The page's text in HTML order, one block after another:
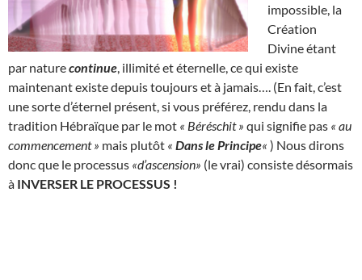
impossible, la
Création
Divine étant
par naturecontinue , illimité et éternelle, ce qui existe
maintenant existe depuis toujours et à jamais…. (En fait, c’est
une sorte d’éternel présent, si vous préférez, rendu dans la
tradition Hébraïque par le mot « Béréschit » qui signifie pas « au
commencement » mais plutôt « Dans le Principe« ) Nous dirons
donc que le processus «d’ascension» (le vrai) consiste désormais
à INVERSER LE PROCESSUS !